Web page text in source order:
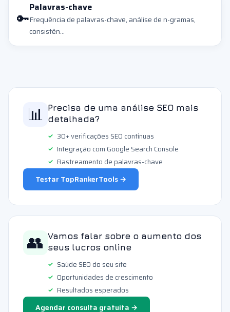
🔑
Palavras-chave
Frequência de palavras-chave, análise de n-gramas,
consistên...
📊 Precisa de uma análise SEO mais
detalhada?
30+ verificações SEO contínuas
Integração com Google Search Console
Rastreamento de palavras-chave
Testar TopRankerTools →
👥 Vamos falar sobre o aumento dos
seus lucros online
Saúde SEO do seu site
Oportunidades de crescimento
Resultados esperados
Agendar consulta gratuita →